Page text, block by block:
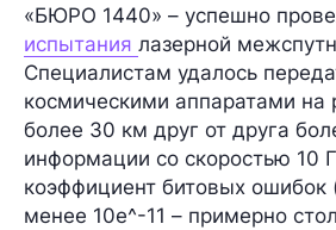
«БЮРО 1440» – успешно
испытания лазерной
Специалистам удалось
космическими аппаратами на
более 30 км друг от друга
информации со скоростью 10
коэффициент битовых ошибок
менее 10e^-11 – примерно